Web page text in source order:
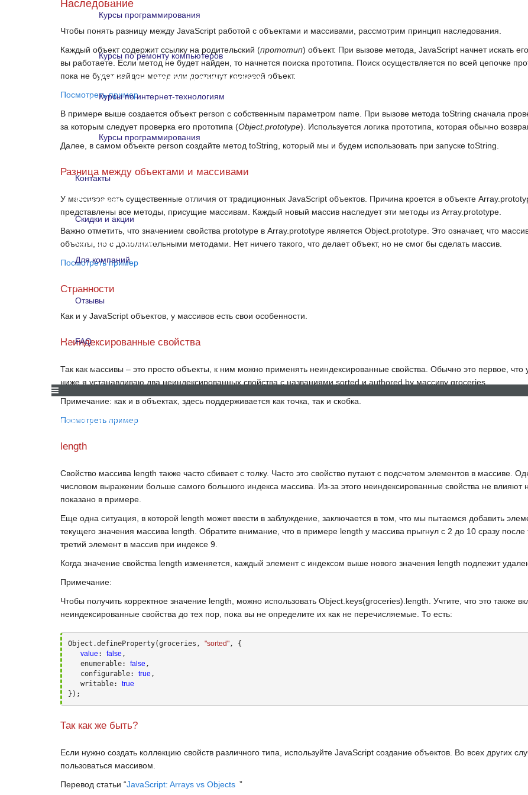
Курсы программирования
Курсы программирования
Курсы по ремонту компьютеров
Курсы по ремонту компьютеров
Курсы по интернет-технологиям
Курсы по интернет-технологиям
Курсы программирования
Контакты
Контакты
Скидки и акции
Скидки и акции
Для компаний
Отзывы
Отзывы
FAQ
СКИДКИ И АКЦИИ
Наследование
Чтобы понять разницу между JavaScript работой с объектами и массивами, рассмотрим принцип наследования.
Каждый объект содержит ссылку на родительский (прототип) объект. При вызове метода, JavaScript начнет искать
вы работаете. Если метод не будет найден, то начнется поиска прототипа. Поиск осуществляется по всей цепочке
пока не будет найден метод или достигнут корневой объект.
Посмотреть пример
В примере выше создается объект person с собственным параметром name. При вызове метода toString сначала
за которым следует проверка его прототипа (Object.prototype). Используется логика прототипа, которая обычно
Далее, в самом объекте person создайте метод toString , который мы и будем использовать при запуске toString
Разница между объектами и массивами
У массивов есть существенные отличия от традиционных JavaScript объектов. Причина кроется в объекте
представлены все методы, присущие массивам. Каждый новый массив наследует эти методы из Array.prototype
Важно отметить, что значением свойства prototype в Array.prototype является Object.prototype . Это означает, что
объекты, но с дополнительными методами. Нет ничего такого, что делает объект, но не смог бы сделать массив.
Посмотреть пример
Странности
Как и у JavaScript объектов, у массивов есть свои особенности.
Неиндексированные свойства
Так как массивы – это просто объекты, к ним можно применять неиндексированные свойства. Обычно это первое, что
ниже я устанавливаю два неиндексированных свойства с названиями sorted и authored by массиву groceries
Примечание: как и в объектах, здесь поддерживается как точка, так и скобка.
Посмотреть пример
length
Свойство массива length также часто сбивает с толку. Часто это свойство путают с подсчетом элементов в массиве.
числовом выражении больше самого большого индекса массива. Из-за этого неиндексированные свойства не влияют
показано в примере.
Еще одна ситуация, в которой length может ввести в заблуждение, заключается в том, что мы пытаемся добавить
текущего значения массива length . Обратите внимание, что в примере length у массива прыгнул с 2 до 10 сразу после
третий элемент в массив при индексе 9
Когда значение свойства length изменяется, каждый элемент с индексом выше нового значения length подлежит
Примечание:
Чтобы получить корректное значение length , можно использовать Object.keys(groceries).length . Учтите, что это также
неиндексированные свойства до тех пор, пока вы не определите их как не перечисляемые. То есть:
Object.defineProperty(groceries, "sorted", {
value : false ,
   enumerable:
false ,
   configurable:
true ,
   writable:
true
});
Так как же быть?
Если нужно создать коллекцию свойств различного типа, используйте JavaScript создание объектов. Во всех других
пользоваться массивом.
Перевод статьи “JavaScript: Arrays vs Objects ”